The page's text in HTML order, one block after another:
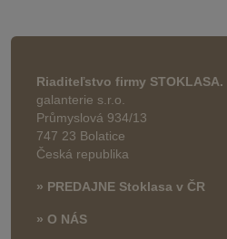
Riaditeľstvo firmy STOKLASA.
galanterie s.r.o.
Průmyslová 934/13
747 23 Bolatice
Česká republika
» PREDAJNE Stoklasa v ČR
» O NÁS